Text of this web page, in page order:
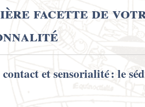
facette de
contact et sensorialité : le